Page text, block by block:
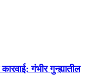
गंभीर गुन्ह्यातील